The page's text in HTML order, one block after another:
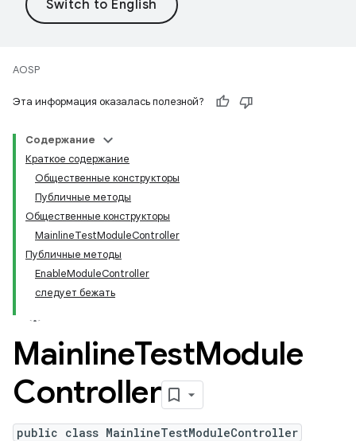
AOSP
Эта информация оказалась полезной?
Содержание
Краткое содержание
Общественные конструкторы
Публичные методы
Общественные конструкторы
MainlineTestModuleController
Публичные методы
EnableModuleController
следует бежать
MainlineTestModule
Controller
public class MainlineTestModuleController